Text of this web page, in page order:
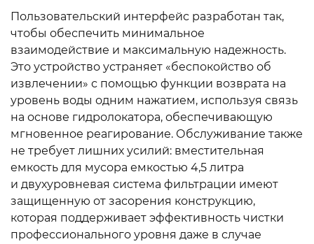
Пользовательский интерфейс разработан так,
чтобы обеспечить минимальное
взаимодействие и максимальную надежность.
Это устройство устраняет «беспокойство об
извлечении» с помощью функции возврата на
уровень воды одним нажатием, используя связь
на основе гидролокатора, обеспечивающую
мгновенное реагирование. Обслуживание также
не требует лишних усилий: вместительная
емкость для мусора емкостью 4,5 литра
и двухуровневая система фильтрации имеют
защищенную от засорения конструкцию,
которая поддерживает эффективность чистки
профессионального уровня даже в случае